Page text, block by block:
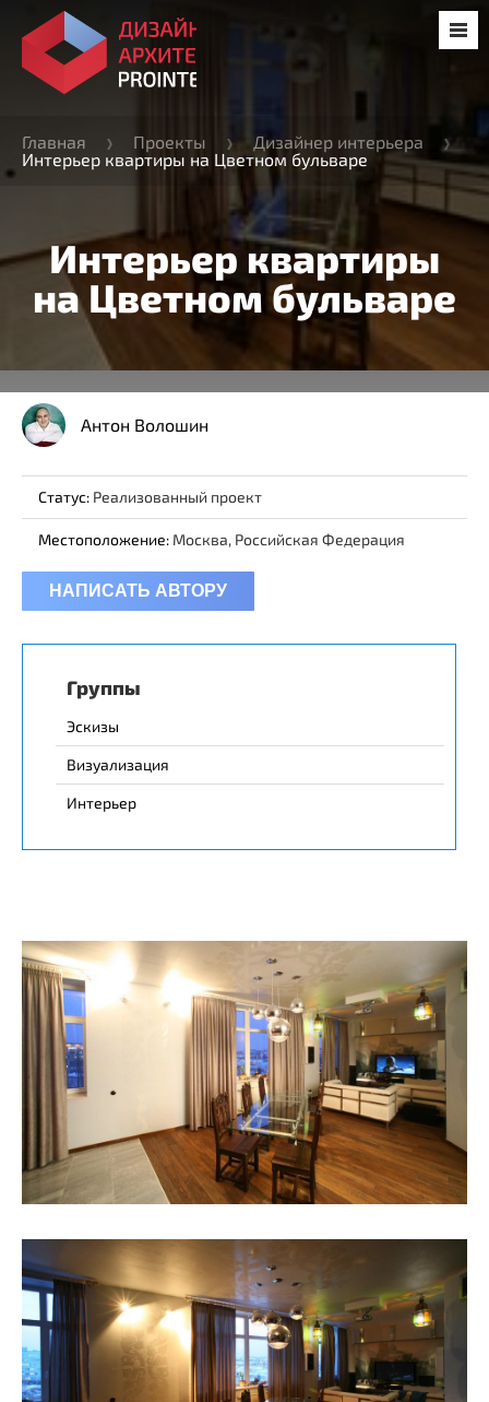
Главная Проекты
Дизайнер интерьера
Интерьер квартиры на Цветном бульваре
Интерьер квартиры
на Цветном бульваре
Антон Волошин
Статус: Реализованный проект
Местоположение: Москва, Российская Федерация
НАПИСАТЬ АВТОРУ
Группы
Эскизы
Визуализация
Интерьер